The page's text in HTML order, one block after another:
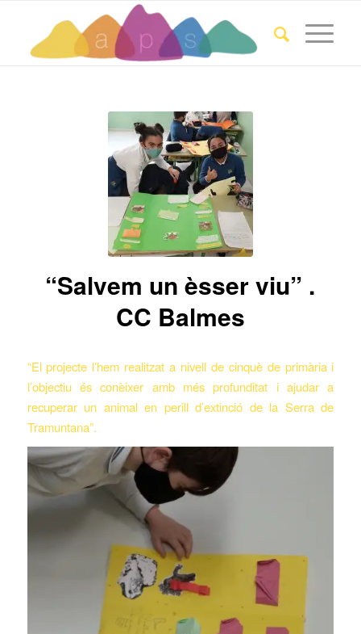
“Salvem un èsser viu” .
CC Balmes
“El projecte l’hem realitzat a nivell de cinquè de primària i
l’objectiu és conèixer amb més profunditat i ajudar a
recuperar un animal en perill d’extinció de la Serra de
Tramuntana”.